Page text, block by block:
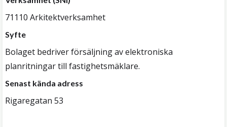
71110 Arkitektverksamhet
Syfte
Bolaget bedriver försäljning av elektroniska
planritningar till fastighetsmäklare.
Senast kända adress
Rigaregatan 53